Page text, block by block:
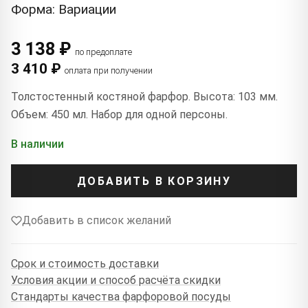
Форма: Вариации
3 138 ₽ по предоплате
3 410 ₽ оплата при получении
Толстостенный костяной фарфор. Высота: 103 мм.
Объем: 450 мл. Набор для одной персоны.
В наличии
ДОБАВИТЬ В КОРЗИНУ
Добавить в список желаний
Срок и стоимость доставки
Условия акции и способ расчёта скидки
Стандарты качества фарфоровой посуды